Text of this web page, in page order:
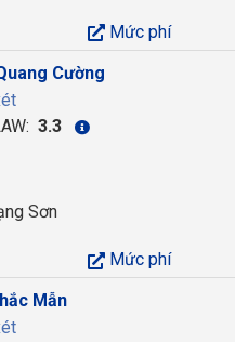
Mức phí
Cường
3.3
Sơn
Mức phí
Mẫn